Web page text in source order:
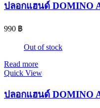
ปลอกแฮนด์ DOMINO
990 ฿
Out of stock
Read more
Quick View
ปลอกแฮนด์ DOMINO